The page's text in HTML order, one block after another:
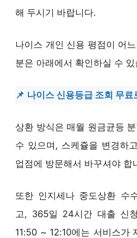
해 두시기 바랍니다.
나이스 개인 신용 평점이 어
분은 아래에서 확인하실 수
나이스 신용등급 조회 무
상환 방식은 매월 원금균등
수 있으며, 스케쥴을 변경하
업점에 방문해서 바꾸셔야 합
또한 인지세나 중도상환 수
고, 365일 24시간 대출 신
11:50 ~ 12:10에는 서비스가